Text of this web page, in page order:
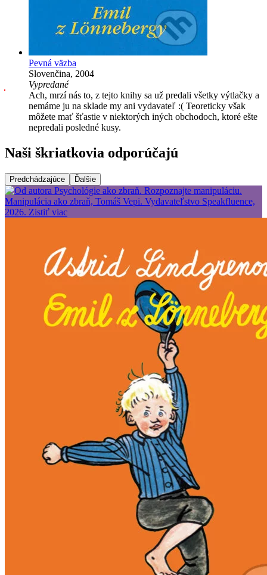
Pevná väzba
Slovenčina, 2004
Vypredané
Ach, mrzí nás to, z tejto knihy sa už predali všetky výtlačky a
nemáme ju na sklade my ani vydavateľ :( Teoreticky však
môžete mať šťastie v niektorých iných obchodoch, ktoré ešte
nepredali posledné kusy.
Naši škriatkovia odporúčajú
Predchádzajúce Ďalšie